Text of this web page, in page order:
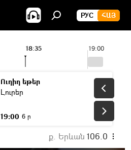
РУС ՀԱՅ
19:00
18:35
Ուղիղ եթեր
Լուրեր
19:00 6 ր
ք. Երևան 106.0